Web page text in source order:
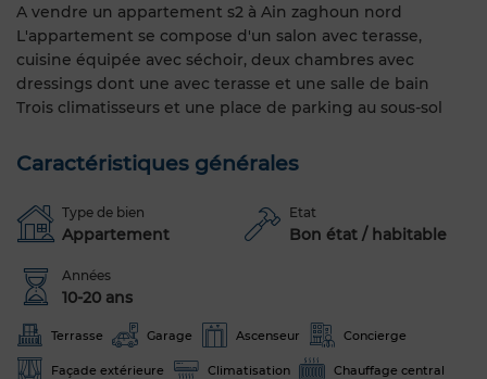
A vendre un appartement s2 à Ain zaghoun nord
L'appartement se compose d'un salon avec terasse,
cuisine équipée avec séchoir, deux chambres avec
dressings dont une avec terasse et une salle de bain
Trois climatisseurs et une place de parking au sous-sol
Caractéristiques générales
Type de bien
Appartement
Etat
Bon état / habitable
Années
10-20 ans
Terrasse Garage Ascenseur Concierge
Façade extérieure Climatisation Chauffage central